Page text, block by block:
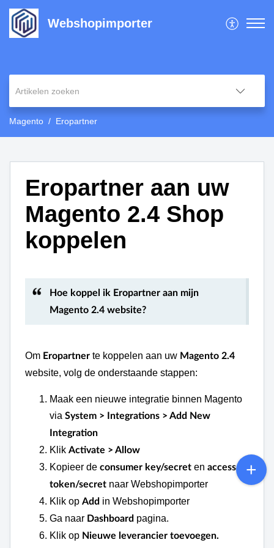
Webshopimporter
Magento Eropartner
Eropartner aan uw
Magento 2.4 Shop
koppelen
Hoe koppel ik Eropartner aan mijn
Magento 2.4 website?
Om Eropartner te koppelen aan uw Magento 2.4
website, volg de onderstaande stappen:
Maak een nieuwe integratie binnen Magento
via System > Integrations > Add New
Integration
Klik Activate > Allow
Kopieer de consumer key/secret en access
token/secret naar Webshopimporter
Klik op Add in Webshopimporter
Ga naar Dashboard pagina.
Klik op Nieuwe leverancier toevoegen.